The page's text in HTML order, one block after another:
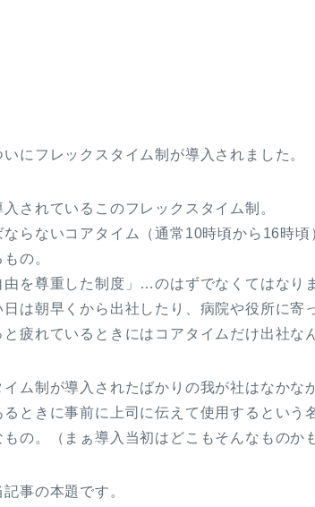
にフレックスタイム制が導入されました。
されているこのフレックスタイム制。
らないコアタイム（通常10時頃から16時
の。
由を尊重した制度」…のはずでなくてはなり
は朝早くから出社したり、病院や役所に寄
疲れているときにはコアタイムだけ出社な
ム制が導入されたばかりの我が社はなかな
るときに事前に上司に伝えて使用するという
の。（まぁ導入当初はどこもそんなものか
事の本題です。